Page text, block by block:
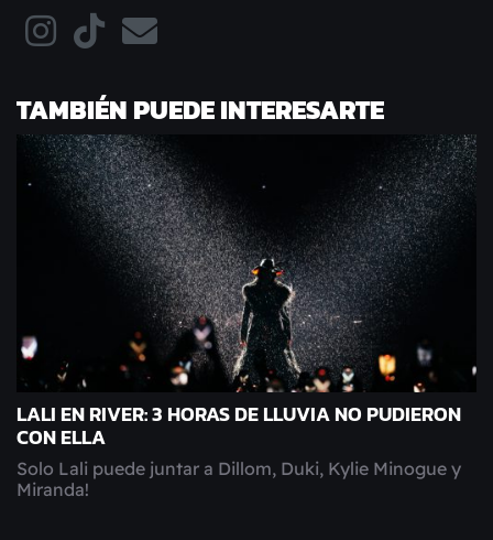
TAMBIÉN PUEDE INTERESARTE
LALI EN RIVER: 3 HORAS DE LLUVIA NO PUDIERON
CON ELLA
Solo Lali puede juntar a Dillom, Duki, Kylie Minogue y
Miranda!